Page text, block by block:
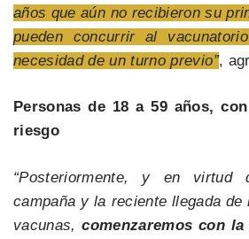
años que aún no recibieron su
pueden concurrir al
necesidad de un turno previo”,
Personas de 18 a 59 años,
riesgo
“Posteriormente, y en
campaña y la reciente llegada de
vacunas, comenzaremos con